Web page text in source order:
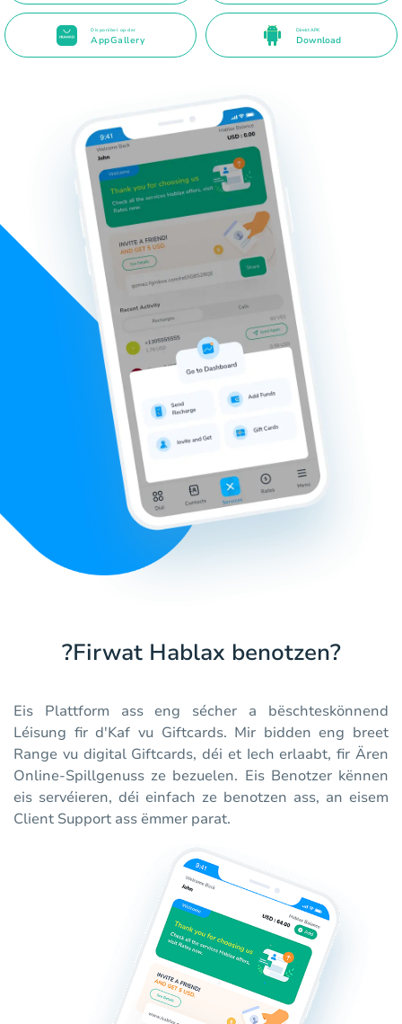
Disponibel op der
AppGallery
Direkt APK
Download
?Firwat Hablax benotzen?
Eis Plattform ass eng sécher a bëschteskönnend
Léisung fir d'Kaf vu Giftcards. Mir bidden eng breet
Range vu digital Giftcards, déi et Iech erlaabt, fir Ären
Online-Spillgenuss ze bezuelen. Eis Benotzer kënnen
eis servéieren, déi einfach ze benotzen ass, an eisem
Client Support ass ëmmer parat.